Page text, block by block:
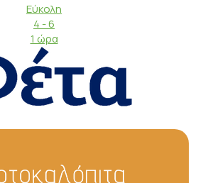
Εύκολη
4 - 6
1 ώρα